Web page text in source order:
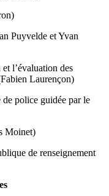
Puyvelde et Yvan
l’évaluation des
Laurençon)
police guidée par le
Moinet)
de renseignement